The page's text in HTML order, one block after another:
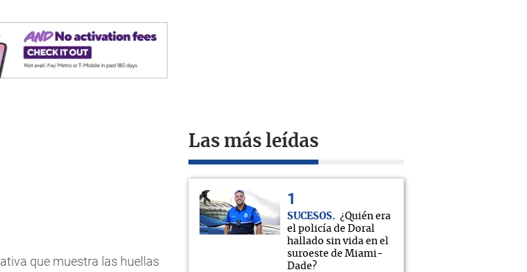
que muestra las huellas
Las más leídas
SUCESOS
¿Quién era
el policía de Doral
hallado sin vida en el
suroeste de Miami-
Dade?